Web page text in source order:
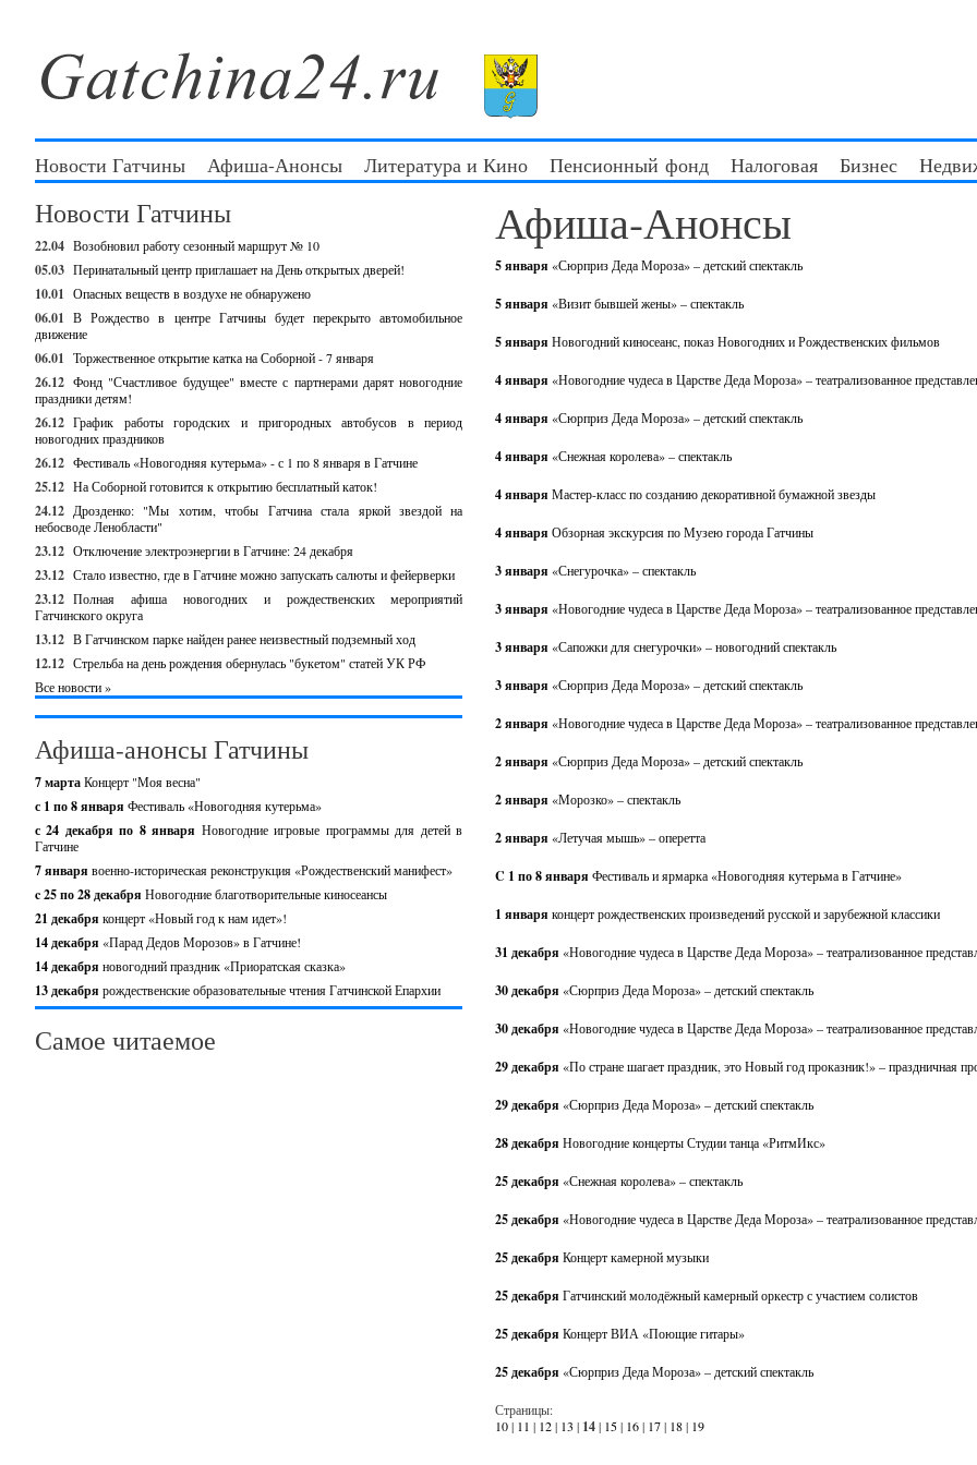
Новости Гатчины Афиша-Анонсы Литература и Кино Пенсионный фонд Налоговая Бизнес
Новости Гатчины
22.04 Возобновил работу сезонный маршрут № 10
05.03 Перинатальный центр приглашает на День открытых дверей!
10.01 Опасных веществ в воздухе не обнаружено
06.01 В Рождество в центре Гатчины будет перекрыто автомобильное
движение
06.01 Торжественное открытие катка на Соборной - 7 января
26.12 Фонд "Счастливое будущее" вместе с партнерами дарят новогодние
праздники детям!
26.12 График работы городских и пригородных автобусов в период
новогодних праздников
26.12 Фестиваль «Новогодняя кутерьма» - с 1 по 8 января в Гатчине
25.12 На Соборной готовится к открытию бесплатный каток!
24.12 Дрозденко: "Мы хотим, чтобы Гатчина стала яркой звездой на
небосводе Ленобласти"
23.12 Отключение электроэнергии в Гатчине: 24 декабря
23.12 Стало известно, где в Гатчине можно запускать салюты и фейерверки
23.12 Полная афиша новогодних и рождественских мероприятий
Гатчинского округа
13.12 В Гатчинском парке найден ранее неизвестный подземный ход
12.12 Стрельба на день рождения обернулась "букетом" статей УК РФ
Все новости »
Афиша-анонсы Гатчины
7 мартаКонцерт "Моя весна"
с 1 по 8 января Фестиваль «Новогодняя кутерьма»
с 24 декабря по 8 января Новогодние игровые программы для детей в
Гатчине
7 января военно-историческая реконструкция «Рождественский манифест»
c 25 по 28 декабря Новогодние благотворительные киносеансы
21 декабря концерт «Новый год к нам идет»!
14 декабря «Парад Дедов Морозов» в Гатчине!
14 декабря новогодний праздник «Приоратская сказка»
13 декабря рождественские образовательные чтения Гатчинской Епархии
Самое читаемое
Афиша-Анонсы
5 января«Сюрприз Деда Мороза» – детский спектакль
5 января«Визит бывшей жены» – спектакль
5 январяНовогодний киносеанс, показ Новогодних и Рождественских фильмов
4 января«Новогодние чудеса в Царстве Деда Мороза» – театрализованное
4 января«Сюрприз Деда Мороза» – детский спектакль
4 января«Снежная королева» – спектакль
4 январяМастер-класс по созданию декоративной бумажной звезды
4 январяОбзорная экскурсия по Музею города Гатчины
3 января«Снегурочка» – спектакль
3 января«Новогодние чудеса в Царстве Деда Мороза» – театрализованное
3 января«Сапожки для снегурочки» – новогодний спектакль
3 января«Сюрприз Деда Мороза» – детский спектакль
2 января«Новогодние чудеса в Царстве Деда Мороза» – театрализованное
2 января«Сюрприз Деда Мороза» – детский спектакль
2 января«Морозко» – спектакль
2 января«Летучая мышь» – оперетта
C 1 по 8 январяФестиваль и ярмарка «Новогодняя кутерьма в Гатчине»
1 январяконцерт рождественских произведений русской и зарубежной классики
31 декабря«Новогодние чудеса в Царстве Деда Мороза» – театрализованное
30 декабря«Сюрприз Деда Мороза» – детский спектакль
30 декабря«Новогодние чудеса в Царстве Деда Мороза» – театрализованное
29 декабря«По стране шагает праздник, это Новый год проказник!» – праздничная
29 декабря«Сюрприз Деда Мороза» – детский спектакль
28 декабряНовогодние концерты Студии танца «РитмИкс»
25 декабря«Снежная королева» – спектакль
25 декабря«Новогодние чудеса в Царстве Деда Мороза» – театрализованное
25 декабряКонцерт камерной музыки
25 декабряГатчинский молодёжный камерный оркестр с участием солистов
25 декабряКонцерт ВИА «Поющие гитары»
25 декабря«Сюрприз Деда Мороза» – детский спектакль
Страницы:
10| 11 | 12| 13 | 14| 15| 16| 17| 18| 19